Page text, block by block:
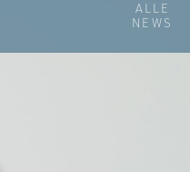
ALLE
NEWS